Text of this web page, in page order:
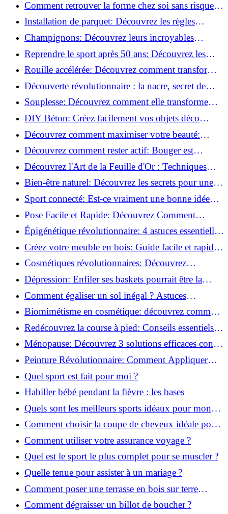
Comment retrouver la forme chez soi sans risque
de blessure: Techniques et conseils sûrs!
Installation de parquet: Découvrez les règles
essentielles à respecter!
Champignons: Découvrez leurs incroyables
pouvoirs antioxydants!
Reprendre le sport après 50 ans: Découvrez les
meilleures méthodes!
Rouille accélérée: Découvrez comment transformer
la corrosion en déco tendance!
Découverte révolutionnaire : la nacre, secret de
régénération inouï !
Souplesse: Découvrez comment elle transforme
votre performance sportive!
DIY Béton: Créez facilement vos objets déco
tendance!
Découvrez comment maximiser votre beauté:
Astuces et secrets révélés!
Découvrez comment rester actif: Bouger est
toujours possible!
Découvrez l'Art de la Feuille d'Or : Techniques
Incontournables pour Réussir!
Bien-être naturel: Découvrez les secrets pour une
vie saine!
Sport connecté: Est-ce vraiment une bonne idée
pour vous?
Pose Facile et Rapide: Découvrez Comment
Monter des Carreaux de Béton Cellulaire!
Épigénétique révolutionnaire: 4 astuces essentielles
pour transformer votre bien-être!
Créez votre meuble en bois: Guide facile et rapide
pour débutants!
Cosmétiques révolutionnaires: Découvrez
comment les fermes verticales transforment la
beauté!
Dépression: Enfiler ses baskets pourrait être la
solution!
Comment égaliser un sol inégal ? Astuces
infaillibles pour réussir !
Biomimétisme en cosmétique: découvrez comment
la nature inspire l'avenir des soins beauté!
Redécouvrez la course à pied: Conseils essentiels
pour reprendre!
Ménopause: Découvrez 3 solutions efficaces contre
les bouffées de chaleur!
Peinture Révolutionnaire: Comment Appliquer
Deux Couleurs Sur Une Porte!
Quel sport est fait pour moi ?
Habiller bébé pendant la fièvre : les bases
Quels sont les meilleurs sports idéaux pour mon
enfant ?
Comment choisir la coupe de cheveux idéale pour
votre visage ?
Comment utiliser votre assurance voyage ?
Quel est le sport le plus complet pour se muscler ?
Quelle tenue pour assister à un mariage ?
Comment poser une terrasse en bois sur terre
battue ?
Comment dégraisser un billot de boucher ?